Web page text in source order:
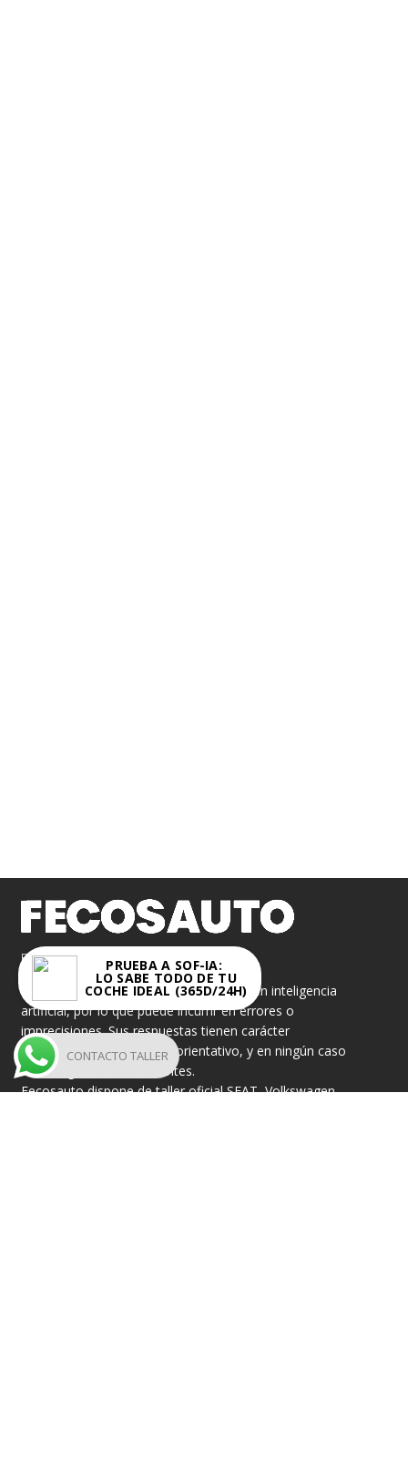
PRUEBA A SOF-IA:
LO SABE TODO DE TU
COCHE IDEAL (365D/24H)
FECOSAUTO S.L.
«Sof-IA» es un asistente virtual basado en inteligencia
artificial, por lo que puede incurrir en errores o
imprecisiones. Sus respuestas tienen carácter
meramente informativo y orientativo, y en ningún caso
serán legalmente vinculantes.
Fecosauto dispone de taller oficial SEAT, Volkswagen,
CONTACTO TALLER